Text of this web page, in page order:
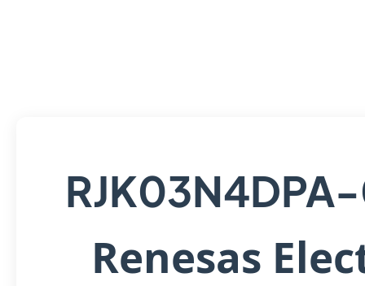
Renesas